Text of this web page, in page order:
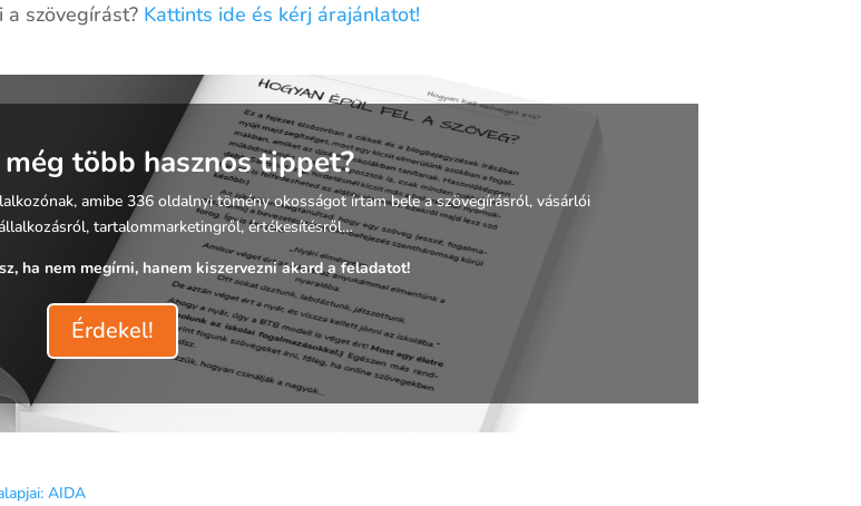
a szövegírást? Kattints ide és kérj árajánlatot!
több hasznos tippet?
amibe 336 oldalnyi tömény okosságot írtam bele a szövegírásról, vásárlói
tartalommarketingről, értékesítésről…
ha nem megírni, hanem kiszervezni akard a feladatot!
Érdekel!
AIDA